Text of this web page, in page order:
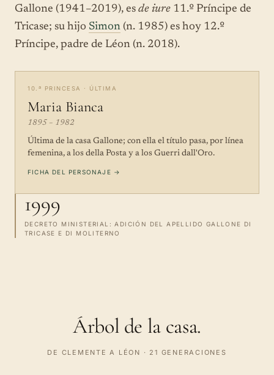
Gallone (1941–2019), es de iure 11.º Príncipe de
Tricase; su hijo Simon (n. 1985) es hoy 12.º
Príncipe, padre de Léon (n. 2018).
10.ª PRINCESA · ÚLTIMA
Maria Bianca
1895 – 1982
Última de la casa Gallone; con ella el título pasa, por línea
femenina, a los della Posta y a los Guerri dall'Oro.
FICHA DEL PERSONAJE →
1999
DECRETO MINISTERIAL: ADICIÓN DEL APELLIDO GALLONE DI
TRICASE E DI MOLITERNO
Árbol de la casa.
DE CLEMENTE A LÉON · 21 GENERACIONES